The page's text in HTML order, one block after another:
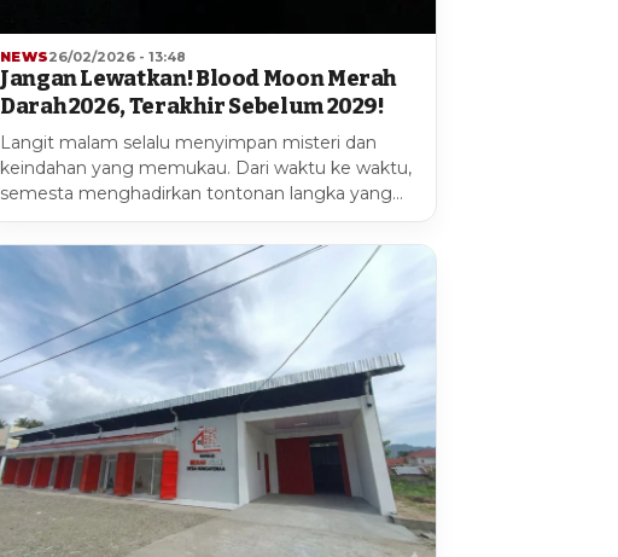
NEWS26/02/2026 - 13:48
Jangan Lewatkan! Blood Moon Merah
Darah 2026, Terakhir Sebelum 2029!
Langit malam selalu menyimpan misteri dan
keindahan yang memukau. Dari waktu ke waktu,
semesta menghadirkan tontonan langka yang…